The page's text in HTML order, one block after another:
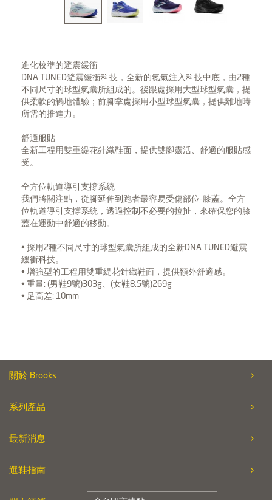
進化校準的避震緩衝
DNA TUNED避震緩衝科技，全新的氮氣注入科技中底，由2種
不同尺寸的球型氣囊所組成的。後跟處採用大型球型氣囊，提
供柔軟的觸地體驗；前腳掌處採用小型球型氣囊，提供離地時
所需的推進力。
舒適服貼
全新工程用雙重緹花針織鞋面，提供雙腳靈活、舒適的服貼感
受。
全方位軌道導引支撐系統
我們將關注點，從腳延伸到跑者最容易受傷部位-膝蓋。全方
位軌道導引支撐系統，透過控制不必要的拉扯，來確保您的膝
蓋在運動中舒適的移動。
• 採用2種不同尺寸的球型氣囊所組成的全新DNA TUNED避震
緩衝科技。
• 增強型的工程用雙重緹花針織鞋面，提供額外舒適感。
• 重量: (男鞋9號)303g、(女鞋8.5號)269g
• 足高差: 10mm
關於 Brooks
系列產品
最新消息
選鞋指南